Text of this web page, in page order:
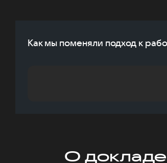
Как мы поменяли подход к
О докладе